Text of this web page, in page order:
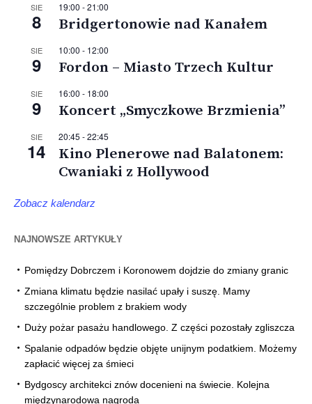
SIE
8
19:00 -21:00
Bridgertonowie nad Kanałem
SIE
9
10:00 - 12:00
Fordon – Miasto Trzech Kultur
SIE
9
16:00 - 18:00
Koncert „Smyczkowe Brzmienia”
SIE
14
20:45 -22:45
Kino Plenerowe nad Balatonem:
Cwaniaki z Hollywood
Zobacz kalendarz
NAJNOWSZE ARTYKUŁY
Pomiędzy Dobrczem i Koronowem dojdzie do zmiany granic
Zmiana klimatu będzie nasilać upały i suszę. Mamy
szczególnie problem z brakiem wody
Duży pożar pasażu handlowego. Z części pozostały zgliszcza
Spalanie odpadów będzie objęte unijnym podatkiem. Możemy
zapłacić więcej za śmieci
Bydgoscy architekci znów docenieni na świecie. Kolejna
międzynarodowa nagroda